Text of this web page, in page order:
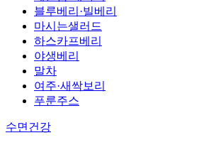
블루베리·빌베리
마시는샐러드
하스카프베리
야생베리
말차
여주·새싹보리
푸룬주스
수면건강